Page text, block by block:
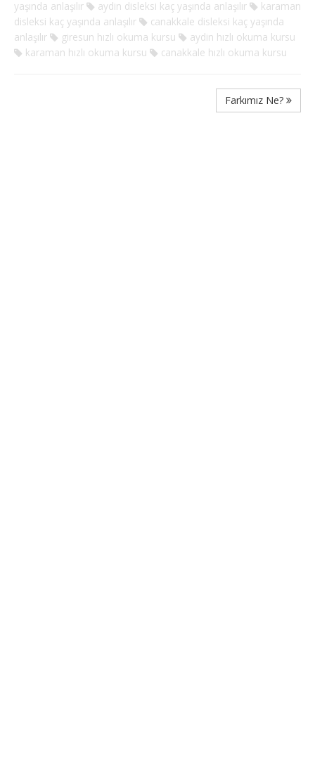
yaşında anlaşılır aydin disleksi kaç yaşında anlaşılır
karaman
disleksi kaç yaşında anlaşılır
canakkale disleksi kaç yaşında
anlaşılır
giresun hızlı okuma kursu
aydin hızlı okuma kursu
karaman hızlı okuma kursu
canakkale hızlı okuma kursu
Farkımız Ne?